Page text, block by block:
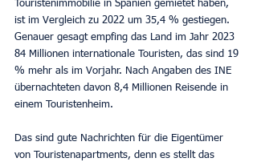
Touristenimmobilie in Spanien gemietet haben,
ist im Vergleich zu 2022 um 35,4 % gestiegen.
Genauer gesagt empfing das Land im Jahr 2023
84 Millionen internationale Touristen, das sind 19
% mehr als im Vorjahr. Nach Angaben des INE
übernachteten davon 8,4 Millionen Reisende in
einem Touristenheim.
Das sind gute Nachrichten für die Eigentümer
von Touristenapartments, denn es stellt das